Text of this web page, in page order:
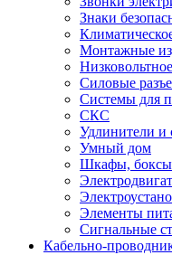
Знаки
Монтажные
Силовые
Системы для
СКС
Удлинители и
Умный дом
Шкафы, боксы
Элементы
Сигнальные
Кабельно-